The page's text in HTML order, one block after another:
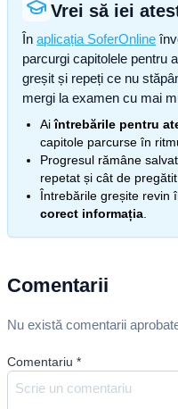
Vrei să iei
În aplicația SoferOnline
parcurgi capitolele pentru
greșit și repeți ce nu
mergi la examen cu mai
Aiîntrebările pentru
capitole parcurse în
Progresul rămâne
repetat și cât de pregătit
Întrebările greșite revin
corect informația
Comentarii
Nu există comentarii
Comentariu *